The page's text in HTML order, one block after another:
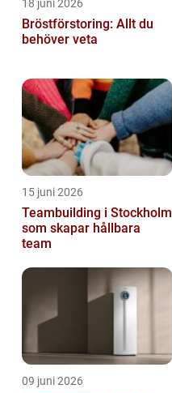
18 juni 2026
Bröstförstoring: Allt du
behöver veta
15 juni 2026
Teambuilding i Stockholm
som skapar hållbara
team
09 juni 2026